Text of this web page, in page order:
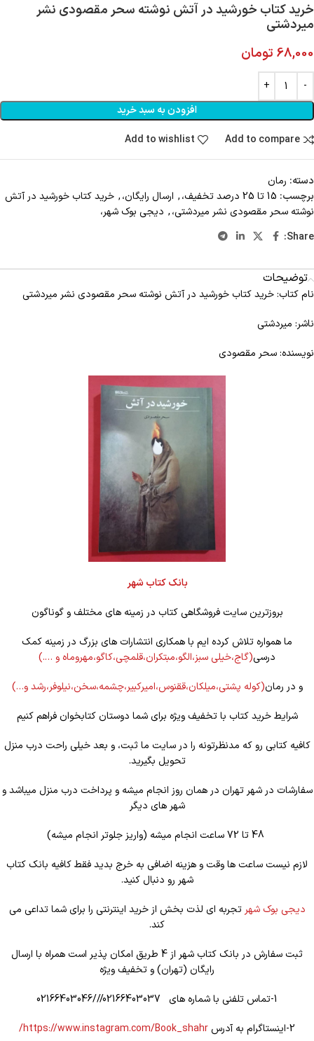
خرید کتاب خورشید در آتش نوشته سحر مقصودی نشر
میردشتی
68,000 تومان
افزودن به سبد خرید
Add to compare
Add to wishlist
دسته: رمان
برچسب: 15 تا 25 درصد تخفیف، , ارسال رایگان،, خرید کتاب خورشید در آتش
نوشته سحر مقصودی نشر میردشتی،, دیجی بوک شهر،
Share:
توضیحات
نام کتاب: خرید کتاب خورشید در آتش نوشته سحر مقصودی نشر میردشتی
ناشر: میردشتی
نویسنده: سحر مقصودی
بانک کتاب شهر
بروزترین سایت فروشگاهی کتاب در زمینه های مختلف و گوناگون
ما همواره تلاش کرده ایم با همکاری انتشارات های بزرگ در زمینه کمک
درسی(گاج،خیلی سبز،الگو،مبتکران،قلمچی،کاگو،مهروماه و ….)
و در رمان(کوله پشتی،میلکان،ققنوس،امیرکبیر،چشمه،سخن،نیلوفر،رشد و…)
شرایط خرید کتاب با تخفیف ویژه برای شما دوستان کتابخوان فراهم کنیم
کافیه کتابی رو که مدنظرتونه را در سایت ما ثبت، و بعد خیلی راحت درب منزل
تحویل بگیرید.
سفارشات در شهر تهران در همان روز انجام میشه و پرداخت درب منزل میباشد و
شهر های دیگر
لازم نیست ساعت ها وقت و هزینه اضافی به خرج بدید فقط کافیه بانک کتاب
شهر رو دنبال کنید.
دیجی بوک شهر تجربه ای لذت بخش از خرید اینترنتی را برای شما تداعی می
کند.
ثبت سفارش در بانک کتاب شهر از 4 طریق امکان پذیر است همراه با ارسال
رایگان (تهران) و تخفیف ویژه
1-تماس تلفنی با شماره های 02166403037///02166403046
2-اینستاگرام به آدرس
https://www.instagram.com/Book_shahr/